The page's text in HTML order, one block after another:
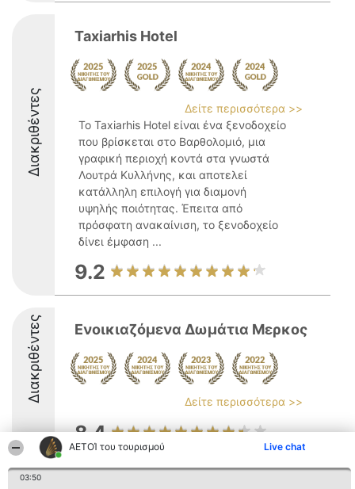
ΑΕΤΟΊ του τουρισμού Live chat
03:50
Διακριθέντες
Taxiarhis Hotel
Δείτε περισσότερα >>
Το Taxiarhis Hotel είναι ένα ξενοδοχείο
που βρίσκεται στο Βαρθολομιό, μια
γραφική περιοχή κοντά στα γνωστά
Λουτρά Κυλλήνης, και αποτελεί
κατάλληλη επιλογή για διαμονή
υψηλής ποιότητας. Έπειτα από
πρόσφατη ανακαίνιση, το ξενοδοχείο
δίνει έμφαση ...
9.2
Διακριθέντες Ενοικιαζόμενα Δωμάτια Μερκος
Δείτε περισσότερα >>
8.4